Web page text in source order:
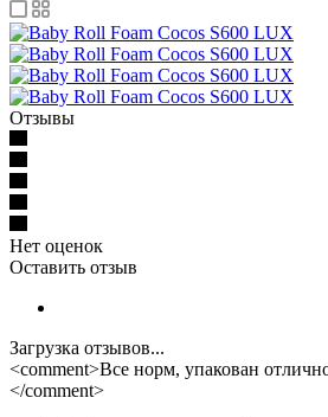
Отзывы
Нет оценок
Оставить отзыв
Загрузка отзывов...
<comment>Все норм, упакован
</comment>